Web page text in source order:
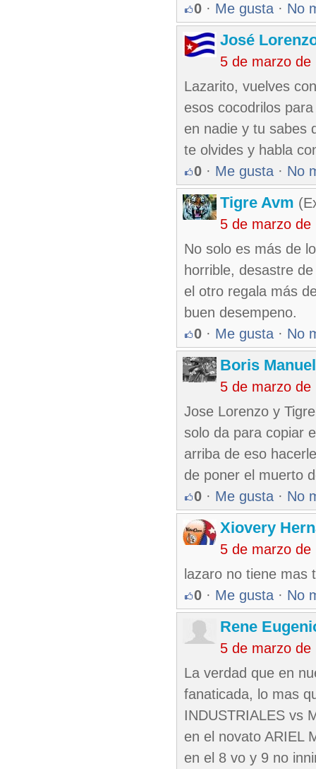
0 · Me gusta · No
José
5 de marzo de
Lazarito, vuelves
esos cocodrilos
en nadie y tu sabes
te olvides y habla
0 · Me gusta · No
Tigre Avm
5 de marzo de
No solo es más de
horrible, desastre
el otro regala más
buen desempeno.
0 · Me gusta · No
Boris
5 de marzo de
Jose Lorenzo y
solo da para copiar
arriba de eso
de poner el muerto
0 · Me gusta · No
Xiovery
5 de marzo de
lazaro no tiene mas
0 · Me gusta · No
Rene
5 de marzo de
La verdad que en
fanaticada, lo mas
INDUSTRIALES vs
en el novato ARIEL
en el 8 vo y 9 no